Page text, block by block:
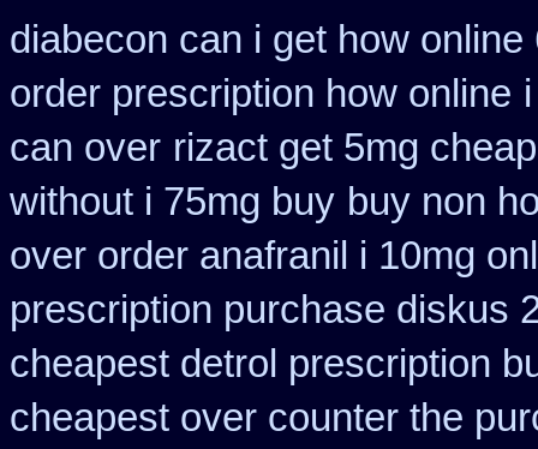
diabecon can i get how online
order prescription how online
can over rizact get 5mg cheap
without i 75mg buy buy non
over order anafranil i 10mg
prescription purchase diskus
cheapest detrol prescription
cheapest over counter the